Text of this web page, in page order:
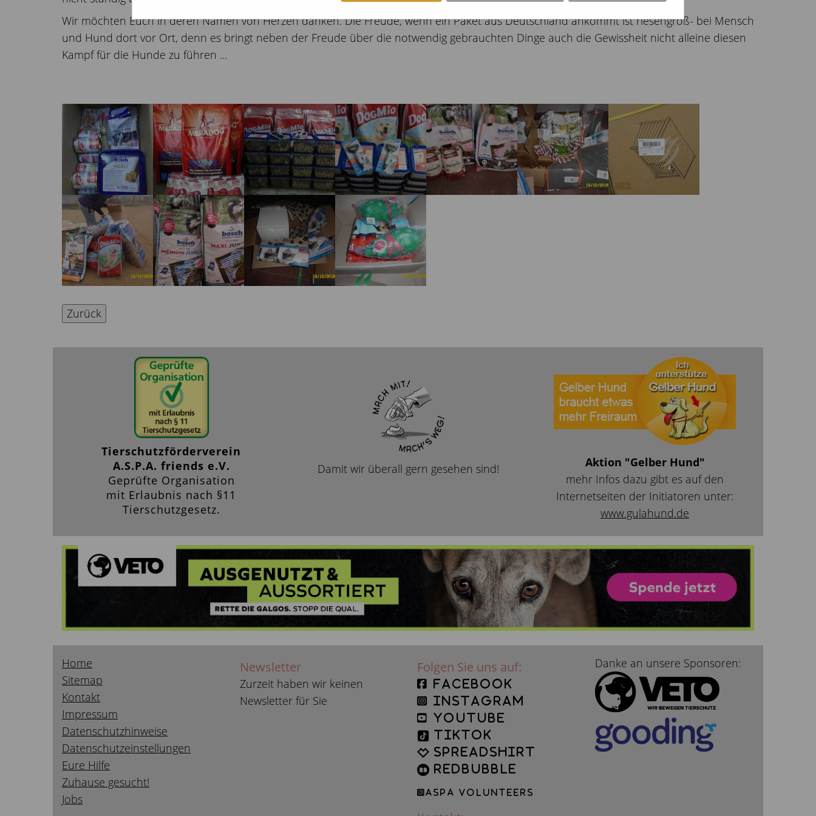
Wir möchten Euch in deren Namen von Herzen danken. Die Freude, wenn ein Paket aus Deutschland ankommt ist riesengroß- bei Mensch
und Hund dort vor Ort, denn es bringt neben der Freude über die notwendig gebrauchten Dinge auch die Gewissheit nicht alleine diesen
Kampf für die Hunde zu führen ...
Zurück
Tierschutzförderverein
A.S.P.A. friends e.V.
Geprüfte Organisation
mit Erlaubnis nach §11
Tierschutzgesetz.
Damit wir überall gern gesehen sind!
Aktion "Gelber Hund"
mehr Infos dazu gibt es auf den
Internetseiten der Initiatoren unter:
www.gulahund.de
Home
Sitemap
Kontakt
Impressum
Datenschutzhinweise
Datenschutzeinstellungen
Eure Hilfe
Zuhause gesucht!
Jobs
Newsletter
Zurzeit haben wir keinen
Newsletter für Sie
Folgen Sie uns auf:
facebook
instagram
YouTube
TikTok
Spreadshirt
Redbubble
ASPA Volunteers
Danke an unsere Sponsoren: